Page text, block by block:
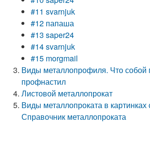
#11 svarnjuk
#12 папаша
#13 saper24
#14 svarnjuk
#15 morgmail
Виды металлопрофиля. Что собой
профнастил
Листовой металлопрокат
Виды металлопроката в картинках
Справочник металлопроката